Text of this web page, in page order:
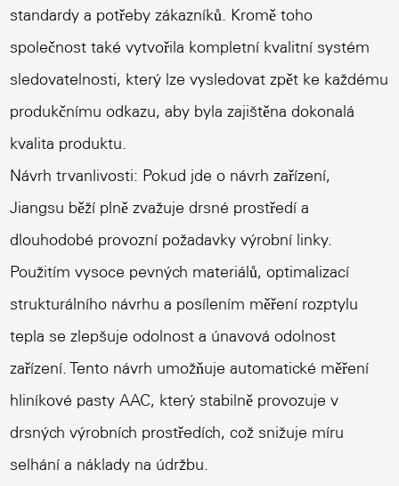
standardy a potřeby zákazníků. Kromě toho
společnost také vytvořila kompletní kvalitní systém
sledovatelnosti, který lze vysledovat zpět ke každému
produkčnímu odkazu, aby byla zajištěna dokonalá
kvalita produktu.
Návrh trvanlivosti: Pokud jde o návrh zařízení,
Jiangsu běží plně zvažuje drsné prostředí a
dlouhodobé provozní požadavky výrobní linky.
Použitím vysoce pevných materiálů, optimalizací
strukturálního návrhu a posílením měření rozptylu
tepla se zlepšuje odolnost a únavová odolnost
zařízení. Tento návrh umožňuje automatické měření
hliníkové pasty AAC, který stabilně provozuje v
drsných výrobních prostředích, což snižuje míru
selhání a náklady na údržbu.